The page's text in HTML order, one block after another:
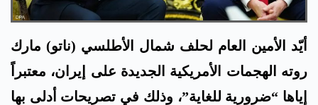
أيّد الأمين العام لحلف شمال الأطلسي (ناتو) مارك
روته الهجمات الأمريكية الجديدة على إيران، معتبراً
إياها “ضرورية للغاية”، وذلك في تصريحات أدلى بها